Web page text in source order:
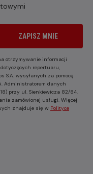
ZAPISZ MNIE
otrzymywanie informacji
repertuaru,
S.A. wysyłanych za pomocą
Administratorem danych
przy ul. Sienkiewicza 82/84.
zamówionej usługi. Więcej
znajduje się w Polityce